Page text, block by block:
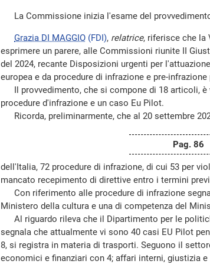
La Commissione inizia l'esame del
Grazia DI MAGGIO (FDI), relatrice, riferisce che la
esprimere un parere, alle Commissioni riunite II
del 2024, recante Disposizioni urgenti per
europea e da procedure di infrazione e pre-
Il provvedimento, che si compone di 18 articoli, è
procedure d'infrazione e un caso Eu Pilot.
Ricorda, preliminarmente, che al 20 settembre
Pag. 86
dell'Italia, 72 procedure di infrazione, di cui 53 per
mancato recepimento di direttive entro i termini
Con riferimento alle procedure di infrazione
Ministero della cultura e una di competenza del
Al riguardo rileva che il Dipartimento per le
segnala che attualmente vi sono 40 casi EU Pilot
8, si registra in materia di trasporti. Seguono il
economici e finanziari con 4; affari interni, giustizia